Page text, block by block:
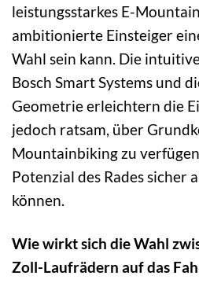
leistungsstarkes E-
ambitionierte Einsteiger
Wahl sein kann. Die
Bosch Smart Systems und
Geometrie erleichtern die
jedoch ratsam, über
Mountainbiking zu
Potenzial des Rades sicher
können.
Wie wirkt sich die Wahl
Zoll-Laufrädern auf das